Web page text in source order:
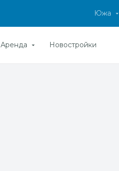
Южа
Аренда Новостройки